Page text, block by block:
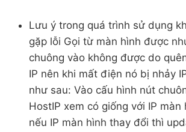
Lưu ý trong quá trình sử dụng
gặp lỗi Gọi từ màn hình được
chuông vào không được do
IP nên khi mất điện nó bị nhảy
như sau: Vào cấu hình nút
HostIP xem có giống với IP màn
nếu IP màn hình thay đổi thì